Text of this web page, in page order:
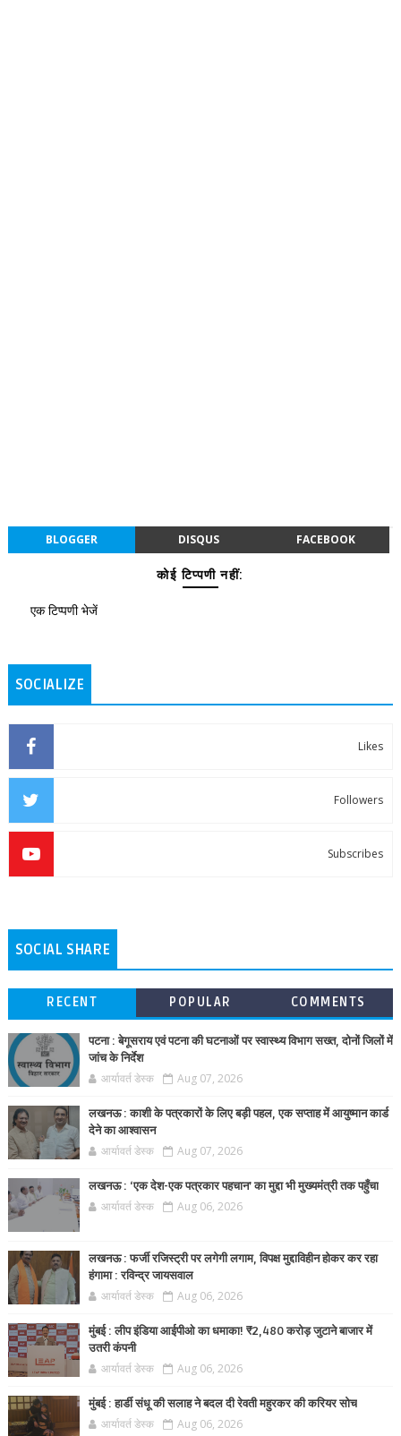
BLOGGER DISQUS FACEBOOK
कोई टिप्पणी नहीं:
एक टिप्पणी भेजें
SOCIALIZE
Likes
Followers
Subscribes
SOCIAL SHARE
RECENT POPULAR COMMENTS
पटना : बेगूसराय एवं पटना की घटनाओं पर स्वास्थ्य विभाग सख्त, दोनों जिलों में
जांच के निर्देश
आर्यावर्त डेस्क Aug 07, 2026
लखनऊ : काशी के पत्रकारों के लिए बड़ी पहल, एक सप्ताह में आयुष्मान कार्ड
देने का आश्वासन
आर्यावर्त डेस्क Aug 07, 2026
लखनऊ : ‘एक देश-एक पत्रकार पहचान’ का मुद्दा भी मुख्यमंत्री तक पहुँचा
आर्यावर्त डेस्क Aug 06, 2026
लखनऊ : फर्जी रजिस्ट्री पर लगेगी लगाम, विपक्ष मुद्दाविहीन होकर कर रहा
हंगामा : रविन्द्र जायसवाल
आर्यावर्त डेस्क Aug 06, 2026
मुंबई : लीप इंडिया आईपीओ का धमाका! ₹2,480 करोड़ जुटाने बाजार में
उतरी कंपनी
आर्यावर्त डेस्क Aug 06, 2026
मुंबई : हार्डी संधू की सलाह ने बदल दी रेवती महुरकर की करियर सोच
आर्यावर्त डेस्क Aug 06, 2026